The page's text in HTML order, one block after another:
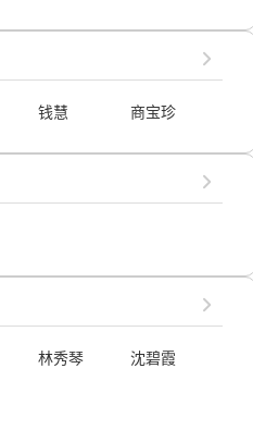
钱慧 商宝珍
林秀琴 沈碧霞